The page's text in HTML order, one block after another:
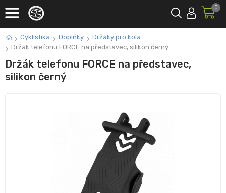
0
Cyklistika Doplňky
Držáky pro kola
Držák telefonu FORCE na představec, silikon černý
Držák telefonu FORCE na představec,
silikon černý